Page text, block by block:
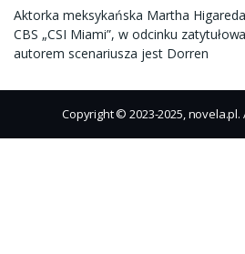
Aktorka meksykańska Martha
CBS „CSI Miami”, w odcinku
autorem scenariusza jest Dorren
Copyright © 2023-2025, novela.pl.